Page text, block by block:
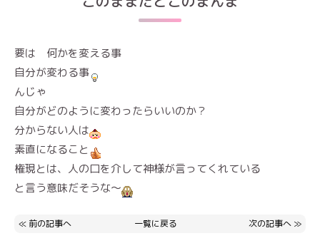
要は 何かを変える事
自分が変わる事
んじゃ
自分がどのように変わったらいいのか？
分からない人は
素直になること
権現とは、人の口を介して神様が言ってくれている
と言う意味だそうな～
≪ 前の記事へ 一覧に戻る 次の記事へ ≫